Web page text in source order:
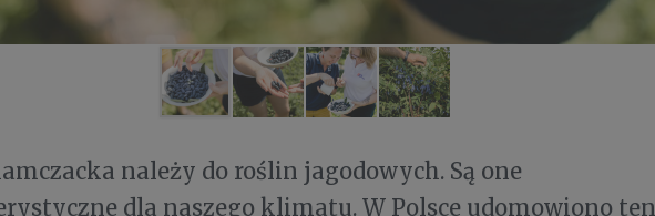
należy do roślin jagodowych. Są one
dla naszego klimatu. W Polsce udomowiono ten